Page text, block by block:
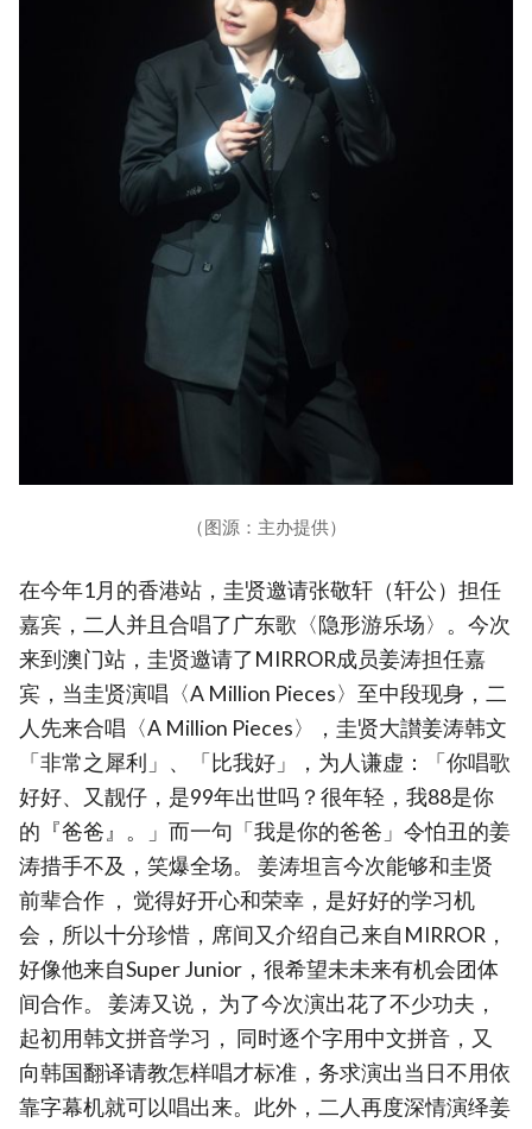
（图源：主办提供）
在今年1月的香港站，圭贤邀请张敬轩（轩公）担任
嘉宾，二人并且合唱了广东歌〈隐形游乐场〉。今次
来到澳门站，圭贤邀请了MIRROR成员姜涛担任嘉
宾，当圭贤演唱〈A Million Pieces〉至中段现身，二
人先来合唱〈A Million Pieces〉，圭贤大讃姜涛韩文
「非常之犀利」、「比我好」，为人谦虚：「你唱歌
好好、又靓仔，是99年出世吗？很年轻，我88是你
的『爸爸』。」而一句「我是你的爸爸」令怕丑的姜
涛措手不及，笑爆全场。 姜涛坦言今次能够和圭贤
前辈合作 ， 觉得好开心和荣幸，是好好的学习机
会，所以十分珍惜，席间又介绍自己来自MIRROR，
好像他来自Super Junior，很希望未未来有机会团体
间合作。 姜涛又说， 为了今次演出花了不少功夫，
起初用韩文拼音学习， 同时逐个字用中文拼音，又
向韩国翻译请教怎样唱才标准，务求演出当日不用依
靠字幕机就可以唱出来。此外，二人再度深情演绎姜